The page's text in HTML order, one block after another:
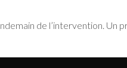
de l’intervention.